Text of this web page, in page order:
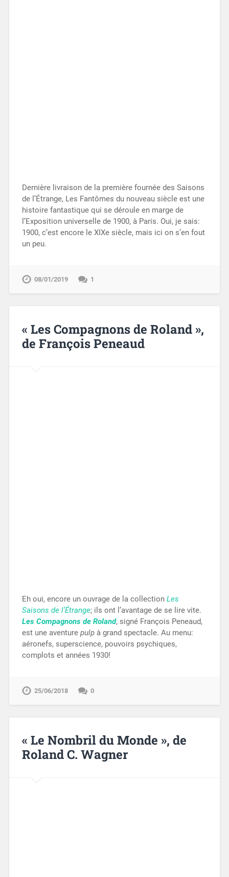
Dernière livraison de la première fournée des Saisons
de l’Étrange, Les Fantômes du nouveau siècle est une
histoire fantastique qui se déroule en marge de
l’Exposition universelle de 1900, à Paris. Oui, je sais:
1900, c’est encore le XIXe siècle, mais ici on s’en fout
un peu.
08/01/2019 1
« Les Compagnons de Roland »,
de François Peneaud
Eh oui, encore un ouvrage de la collection Les
Saisons de l’Étrange; ils ont l’avantage de se lire vite.
Les Compagnons de Roland, signé François Peneaud,
est une aventure pulpà grand spectacle. Au menu:
aéronefs, superscience, pouvoirs psychiques,
complots et années 1930!
25/06/2018 0
« Le Nombril du Monde », de
Roland C. Wagner